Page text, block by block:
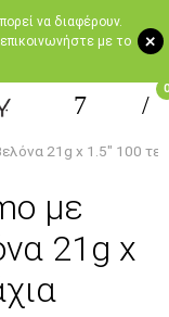
+
να διαφέρουν.
με το
0
21g x 1.5" 100
με
21g x